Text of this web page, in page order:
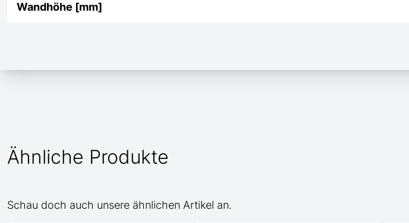
Wandhöhe [mm]
Ähnliche Produkte
Schau doch auch unsere ähnlichen Artikel an.